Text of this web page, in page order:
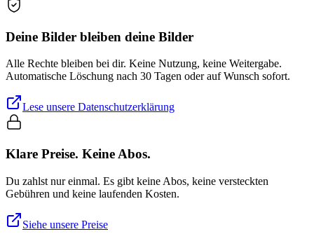
Deine Bilder bleiben deine Bilder
Alle Rechte bleiben bei dir. Keine Nutzung, keine Weitergabe.
Automatische Löschung nach 30 Tagen oder auf Wunsch sofort.
Lese unsere Datenschutzerklärung
Klare Preise. Keine Abos.
Du zahlst nur einmal. Es gibt keine Abos, keine versteckten
Gebühren und keine laufenden Kosten.
Siehe unsere Preise